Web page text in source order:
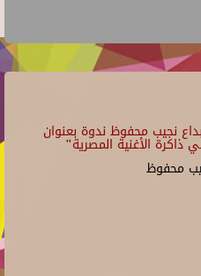
نجيب محفوظ ندوة بعنوان
ذاكرة الأغنية المصرية"
محفوظ